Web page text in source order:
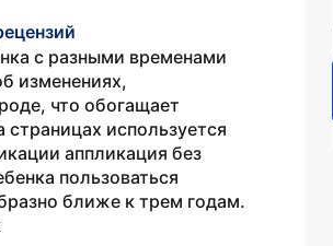
с разными временами
изменениях,
что обогащает
используется
аппликация без
пользоваться
ближе к трем годам.